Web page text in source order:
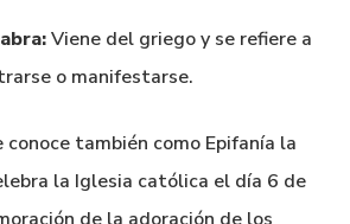
Viene del griego y se refiere a
o manifestarse.
conoce también como Epifanía la
la Iglesia católica el día 6 de